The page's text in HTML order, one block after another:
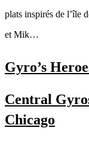
plats inspirés de l’île
et Mik…
Gyro’s
Central
Chicago